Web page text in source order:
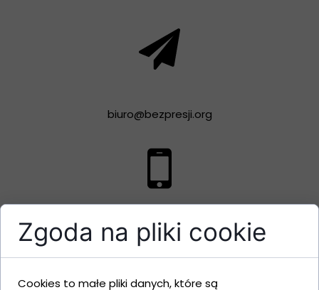
biuro@bezpresji.org
+48 577 317 722
Twój e-mail:
Zgoda na pliki cookie
Cookies to małe pliki danych, które są